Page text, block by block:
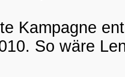
Kampagne
So wäre